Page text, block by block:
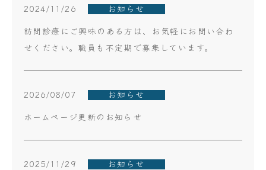
2024/11/26
お知らせ
訪問診療にご興味のある方は、お気軽にお問い合わ
せください。職員も不定期で募集しています。
2026/08/07
お知らせ
ホームページ更新のお知らせ
2025/11/29
お知らせ